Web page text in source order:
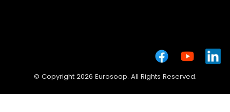
© Copyright 2026 Eurosoap. All Rights Reserved.